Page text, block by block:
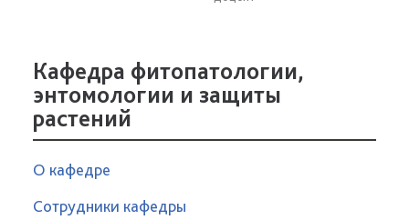
Кафедра фитопатологии,
энтомологии и защиты
растений
О кафедре
Сотрудники кафедры